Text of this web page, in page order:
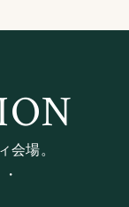
会場。